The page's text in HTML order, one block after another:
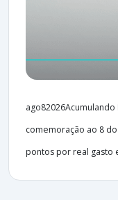
ago82026Acumulando
comemoração ao 8
pontos por real gasto